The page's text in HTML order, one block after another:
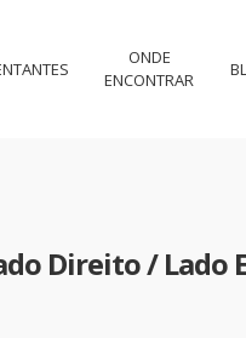
ONDE
ENCONTRAR
Direito / Lado